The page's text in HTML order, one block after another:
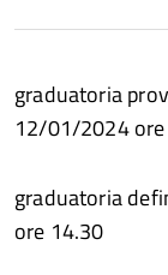
graduatoria
12/01/2024
graduatoria
ore 14.30